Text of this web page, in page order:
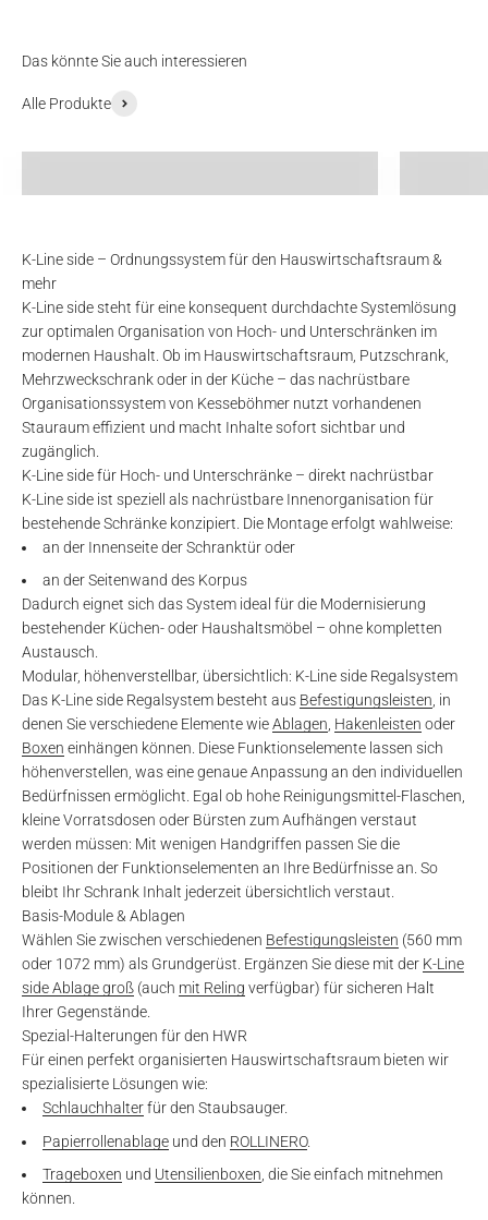
Das könnte Sie auch interessieren
Alle Produkte
K-Line side – Ordnungssystem für den Hauswirtschaftsraum &
mehr
K-Line side steht für eine konsequent durchdachte Systemlösung
zur optimalen Organisation von Hoch- und Unterschränken im
modernen Haushalt. Ob im Hauswirtschaftsraum, Putzschrank,
Mehrzweckschrank oder in der Küche – das nachrüstbare
Organisationssystem von Kesseböhmer nutzt vorhandenen
Stauraum effizient und macht Inhalte sofort sichtbar und
zugänglich.
K-Line side für Hoch- und Unterschränke – direkt nachrüstbar
K-Line side ist speziell als nachrüstbare Innenorganisation für
bestehende Schränke konzipiert. Die Montage erfolgt wahlweise:
an der Innenseite der Schranktür oder
an der Seitenwand des Korpus
Dadurch eignet sich das System ideal für die Modernisierung
bestehender Küchen- oder Haushaltsmöbel – ohne kompletten
Austausch.
Modular, höhenverstellbar, übersichtlich: K-Line side Regalsystem
Das K-Line side Regalsystem besteht aus Befestigungsleisten, in
denen Sie verschiedene Elemente wieAblagen, Hakenleisten oder
Boxen einhängen können. Diese Funktionselemente lassen sich
höhenverstellen, was eine genaue Anpassung an den individuellen
Bedürfnissen ermöglicht. Egal ob hohe Reinigungsmittel-Flaschen,
kleine Vorratsdosen oder Bürsten zum Aufhängen verstaut
werden müssen: Mit wenigen Handgriffen passen Sie die
Positionen der Funktionselementen an Ihre Bedürfnisse an. So
bleibt Ihr Schrank Inhalt jederzeit übersichtlich verstaut.
Basis-Module & Ablagen
Wählen Sie zwischen verschiedenen Befestigungsleisten (560 mm
oder 1072 mm) als Grundgerüst. Ergänzen Sie diese mit der K-Line
side Ablage groß (auch mit Reling verfügbar) für sicheren Halt
Ihrer Gegenstände.
Spezial-Halterungen für den HWR
Für einen perfekt organisierten Hauswirtschaftsraum bieten wir
spezialisierte Lösungen wie:
Schlauchhalterfür den Staubsauger.
Papierrollenablage und den ROLLINERO.
Trageboxen und Utensilienboxen , die Sie einfach mitnehmen
können.